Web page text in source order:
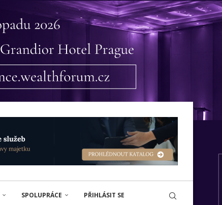
SPOLUPRÁCE PŘIHLÁSIT SE